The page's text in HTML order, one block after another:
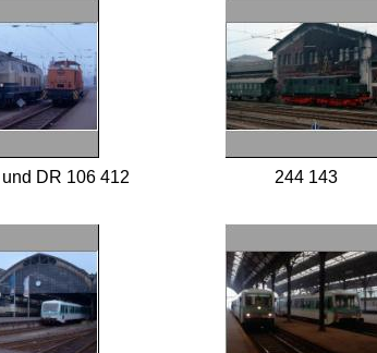
DR 106 412
244 143